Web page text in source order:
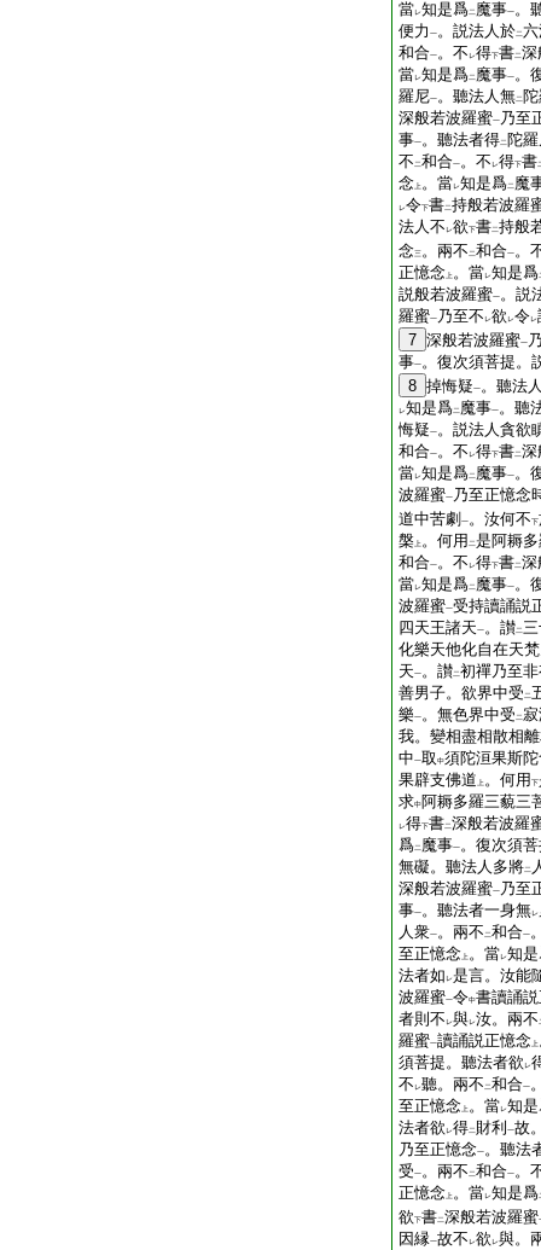
當レ知是爲二 魔事一。
便力 一。説法人於二
和合一。不 レ得下書二深
當レ知是爲二 魔事一。
羅尼一。聽法人無二
深般若波羅蜜一 乃至
事一。聽法者得二 陀
不 二和合一。不 レ得下書
念 上 。當レ知是爲二 魔
レ令下書二持般若波羅
法人不 レ欲下書二持般
念三。兩不 二和合一。
正憶念 上 。當レ知是爲
説般若波羅蜜一。説
羅蜜一 乃至不 レ欲 レ令レ
7 深般若波羅蜜一
事一。復次須菩提。
8 掉悔疑一。聽法
レ知是爲二 魔事一。聽
悔疑一。説法人貪欲
和合一。不 レ得下書二深
當レ知是爲二 魔事一。
波羅蜜一 乃至正憶念
道中苦劇 一。汝何不下
槃 上 。何用 二是阿耨
和合一。不 レ得下書二深
當レ知是爲二 魔事一。
波羅蜜一受持讀誦説
四天王諸天一。讃二
化樂天他化自在天
天一。讃二初禪乃至
善男子。欲界中受 二
樂一。無色界中受 二
我。變相盡相散相
中一取中須陀洹果斯
果辟支佛道
上 。何用 下
求中阿耨多羅三藐三
レ得下書二深般若波羅
爲二 魔事一。復次須
無礙。聽法人多將二
深般若波羅蜜一 乃至
事一。聽法者一身無レ
人衆一。兩不 二和合一
至正憶念 上 。當レ知
法者如 レ是言。汝能
波羅蜜一令中書讀誦
者則不 レ與レ汝。兩不
羅蜜一讀誦説正憶念 上
須菩提。聽法者欲 レ
不 レ聽。兩不 二和合一
至正憶念 上 。當レ知
法者欲 レ得二 財利 一故
乃至正憶念一。聽法
受一。兩不 二和合一。
正憶念 上 。當レ知是爲
欲下書二深般若波羅蜜
因縁一故不 レ欲 レ與。